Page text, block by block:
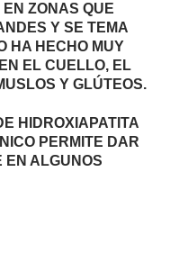
ZONAS QUE
Y SE TEMA
HA HECHO MUY
EL CUELLO, EL
Y GLÚTEOS.
HIDROXIAPATITA
PERMITE DAR
EN ALGUNOS